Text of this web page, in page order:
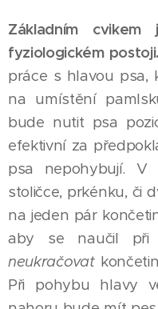
Základním
fyziologickém postoji.
práce s hlavou psa,
na umístění
bude nutit psa
efektivní za
psa nepohybují.
stoličce, prkénku, či
na jeden pár
aby se naučil při
neukračovat
Při pohybu hlavy